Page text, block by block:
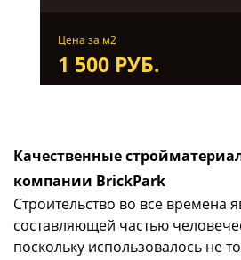
Цена за м2
1 500 РУБ.
Качественные
компании BrickPark
Строительство во все времена
составляющей частью
поскольку использовалось не